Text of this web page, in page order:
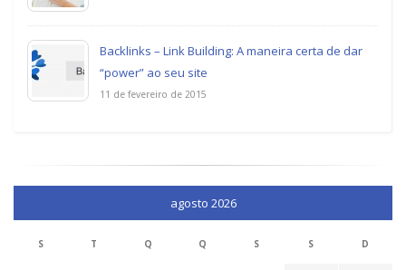
Backlinks – Link Building: A maneira certa de dar
“power” ao seu site
11 de fevereiro de 2015
agosto 2026
S T Q Q S S D